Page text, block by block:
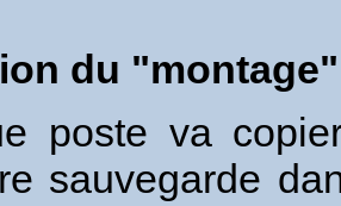
du
poste va
sauvegarde